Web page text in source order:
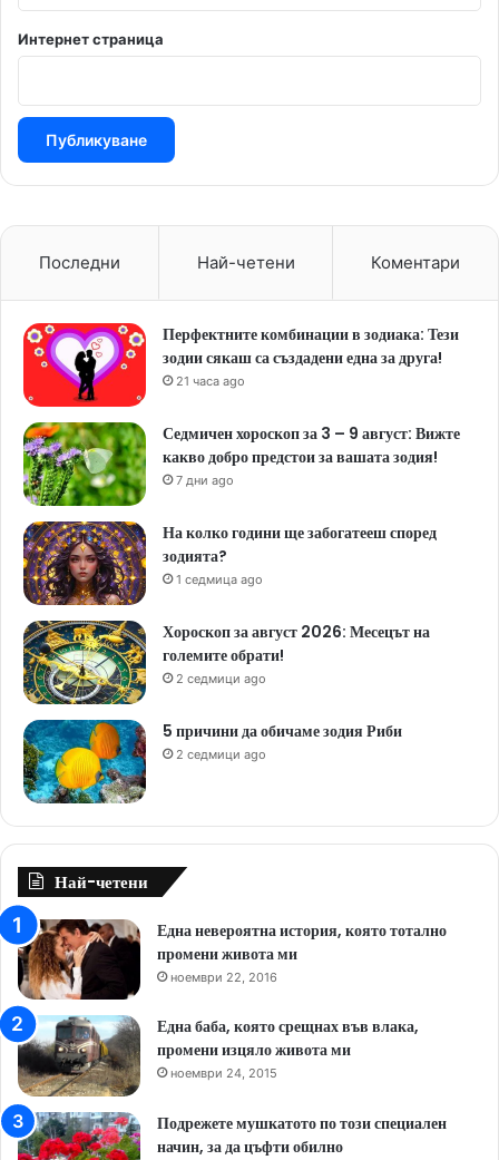
Интернет страница
Последни Най-четени Коментари
Перфектните комбинации в зодиака: Тези
зодии сякаш са създадени една за друга!
21 часа ago
Седмичен хороскоп за 3 – 9 август: Вижте
какво добро предстои за вашата зодия!
7 дни ago
На колко години ще забогатееш според
зодията?
1 седмица ago
Хороскоп за август 2026: Месецът на
големите обрати!
2 седмици ago
5 причини да обичаме зодия Риби
2 седмици ago
Най-четени
Една невероятна история, която тотално
промени живота ми
ноември 22, 2016
Една баба, която срещнах във влака,
промени изцяло живота ми
ноември 24, 2015
Подрежете мушкатото по този специален
начин, за да цъфти обилно